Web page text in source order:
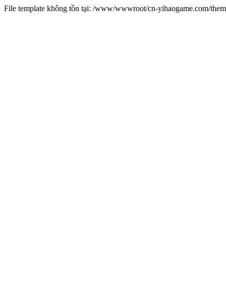
File template không tồn tại: /www/wwwroot/cn-yihaogame.com/